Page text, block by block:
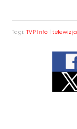
Tagi: TVP Info |telewizja